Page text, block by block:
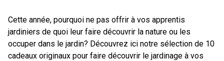
Cette année, pourquoi ne pas offrir à vos apprentis
jardiniers de quoi leur faire découvrir la nature ou les
occuper dans le jardin? Découvrez ici notre sélection de 10
cadeaux originaux pour faire découvrir le jardinage à vos